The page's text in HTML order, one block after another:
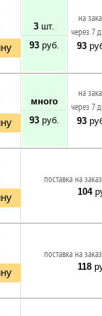
3 шт.
93руб.
на
через 7
93
много
93руб.
на
через 7
93
поставка на
104
поставка на
118